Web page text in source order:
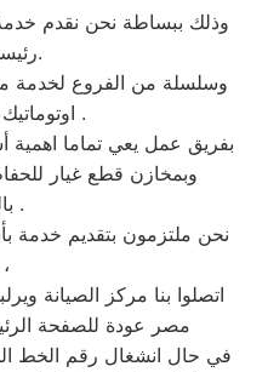
وذلك ببساطة نحن نقدم
رئيسي بحلوان.
وسلسلة من الفروع لخدمة
اوتوماتيك وتحميل امامي .
بفريق عمل يعي تماما اهمية
وبمخازن قطع غيار
بالمقدمة .
نحن ملتزمون بتقديم خدمة
لذلك ،
مصر عودة للصفحة
في حال انشغال رقم الخط